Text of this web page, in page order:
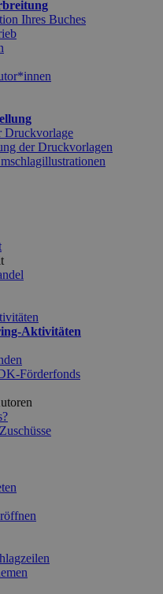
Ihres Buches
Druckvorlage
der Druckvorlagen
Aktivitäten
Förderfonds